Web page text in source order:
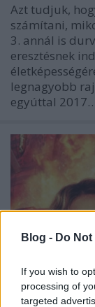
Blog - Do
If you wish to
processing of
targeted
Azt tudjuk,
számítani,
3. annál is
eresztésnek
legnagyobb
egyúttal